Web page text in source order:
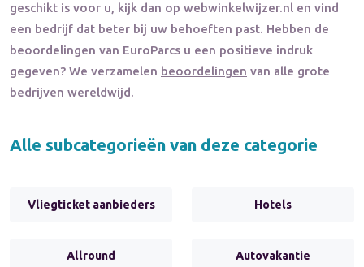
geschikt is voor u, kijk dan op webwinkelwijzer.nl en vind
een bedrijf dat beter bij uw behoeften past. Hebben de
beoordelingen van EuroParcs u een positieve indruk
gegeven? We verzamelen beoordelingen van alle grote
bedrijven wereldwijd.
Alle subcategorieën van deze categorie
Vliegticket aanbieders Hotels
Allround Autovakantie